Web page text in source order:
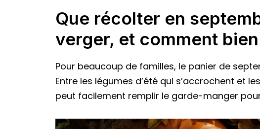
Que récolter en
verger, et comment
Pour beaucoup de familles, le panier de
Entre les légumes d’été qui s’accrochent et
peut facilement remplir le garde-manger